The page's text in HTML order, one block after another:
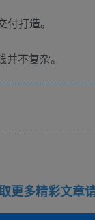
打造。
不复杂。
更多精彩文章